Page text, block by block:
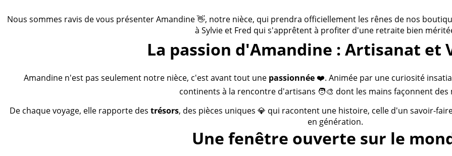
Nous sommes ravis de vous présenter Amandine 👋, notre nièce, qui prendra officiellement les rênes de nos
à Sylvie et Fred qui s'apprêtent à profiter d'une retraite bien
La passion d'Amandine : Artisanat et
Amandine n'est pas seulement notre nièce, c'est avant tout une passionnée❤️. Animée par une curiosité
continents à la rencontre d'artisans 🧑‍🎨 dont les mains façonnent des
De chaque voyage, elle rapporte des trésors, des pièces uniques 💎 qui racontent une histoire, celle d'un savoir-
en génération.
Une fenêtre ouverte sur le